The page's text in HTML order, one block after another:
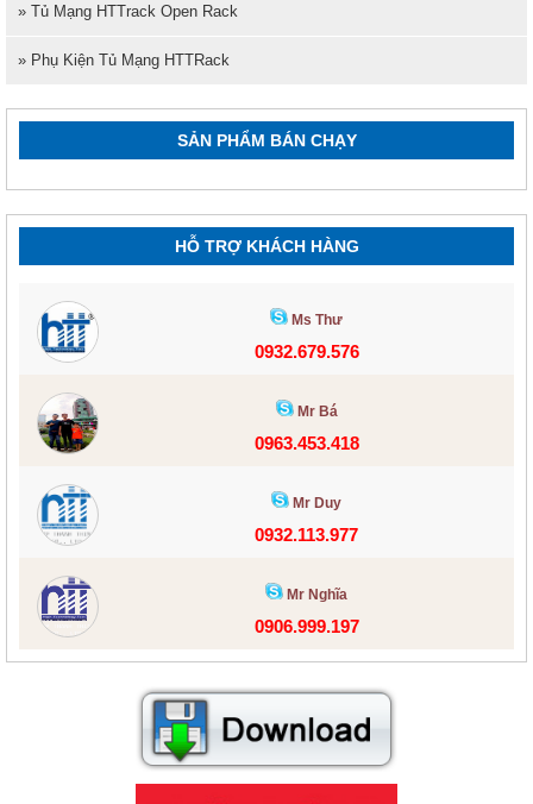
» Tủ Mạng HTTrack Open Rack
» Phụ Kiện Tủ Mạng HTTRack
SẢN PHẨM BÁN CHẠY
HỖ TRỢ KHÁCH HÀNG
Ms Thư
0932.679.576
Mr Bá
0963.453.418
Mr Duy
0932.113.977
Mr Nghĩa
0906.999.197